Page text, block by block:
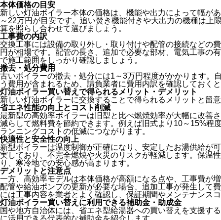
本体価格の目安
新しい灯油ボイラー本体の価格は、機能や出力によって幅が
～22万円が目安です。追い焚き機能付きや大出力の機種は上
算を照らし合わせて選びましょう。
工事費の内訳
交換工事には設備の取り外し・取り付けや配管の接続などの
円が相場です。配管の長さ、追加で必要な部材、電気工事の
で施工範囲をしっかり確認しましょう。
撤去・処分費用
古いボイラーの撤去・処分には1～3万円程度がかかります。
う費用が含まれるため、請負業者に費用内訳を確認しておく
灯油ボイラー買い替えで得られるメリット・デメリット
新しい灯油ボイラーに交換することで得られるメリットと留
省エネ性能の向上とコスト削減
最新型の高効率ボイラーは旧型と比べ燃焼効率が大幅に改善
減らして燃料費を節約できます。例えば旧式より10～15%程
ランニングコストの低減につながります。
快適性と安全性の向上
新型ボイラーは温度制御が正確になり、安定したお湯供給が
実しており、不完全燃焼や火災のリスクが軽減します。保温
り、寒冷地での安心感が高まります。
デメリットと注意点
一方、高効率モデルは本体価格が高額になる点や、工事費が
配管や給油ポンプの更新が必要な場合、追加工事が発生して
には工事内容を業者とよく確認し、保証期間やメンテナンス
灯油ボイラー買い替えに利用できる補助金・助成金
国や地方自治体には、省エネ型給湯器への買い替えを支援す